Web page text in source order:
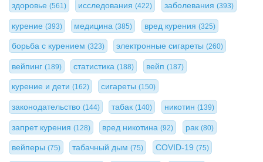
здоровье (561) исследования(422) заболевания (393)
курение (393) медицина(385) вред курения (325)
борьба с курением (323) электронные сигареты(260)
вейпинг (189) статистика(188) вейп (187)
курение и дети (162) сигареты(150)
законодательство (144) табак(140) никотин (139)
запрет курения (128) вред никотина(92) рак (80)
вейперы (75) табачный дым(75) COVID-19 (75)